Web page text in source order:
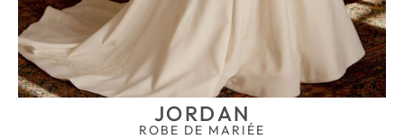
JORDAN
ROBE DE MARIÉE